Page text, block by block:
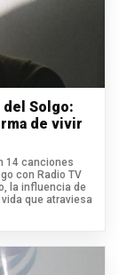
del Solgo:
de vivir
14 canciones
con Radio TV
la influencia de
que atraviesa